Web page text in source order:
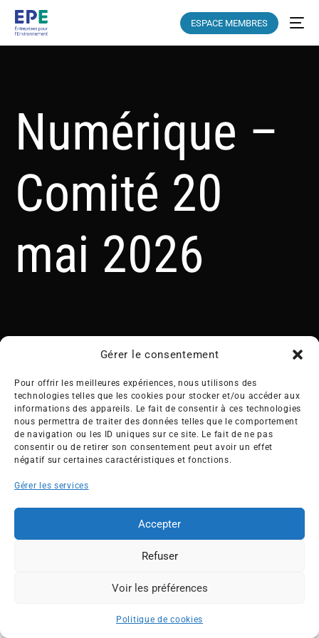
Gérer le consentement
Pour offrir les meilleures expériences, nous utilisons des
technologies telles que les cookies pour stocker et/ou accéder aux
informations des appareils. Le fait de consentir à ces technologies
nous permettra de traiter des données telles que le comportement
de navigation ou les ID uniques sur ce site. Le fait de ne pas
consentir ou de retirer son consentement peut avoir un effet
négatif sur certaines caractéristiques et fonctions.
Gérer les services
Accepter
Refuser
Voir les préférences
Politique de cookies
ESPACE MEMBRES
Numérique –
Comité 20
mai 2026
Créée en 1992, l’association française des Entreprises pour
l’Environnement (EPE) rassemble une soixantaine de grandes
entreprises françaises et internationales de tous les secteurs
de l’économie, afin de collaborer à leur transformation face
aux enjeux d’une transition écologique intégrée.
Travaux & Publications
Presse
Contacts
©2026 EPE
ESPACE MEMBRES